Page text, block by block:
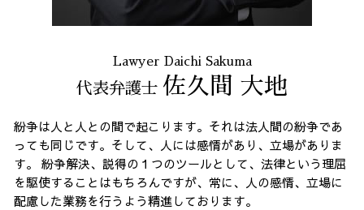
Lawyer Daichi Sakuma
代表弁護士 佐久間 大地
紛争は人と人との間で起こります。それは法人間の紛争であ
っても同じです。そして、人には感情があり、立場がありま
す。 紛争解決、説得の１つのツールとして、法律という理屈
を駆使することはもちろんですが、常に、人の感情、立場に
配慮した業務を行うよう精進しております。